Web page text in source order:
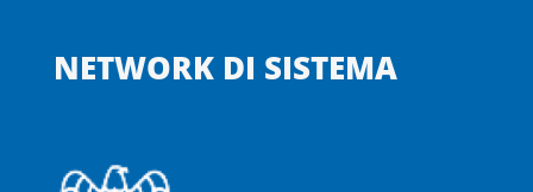
NETWORK DI SISTEMA